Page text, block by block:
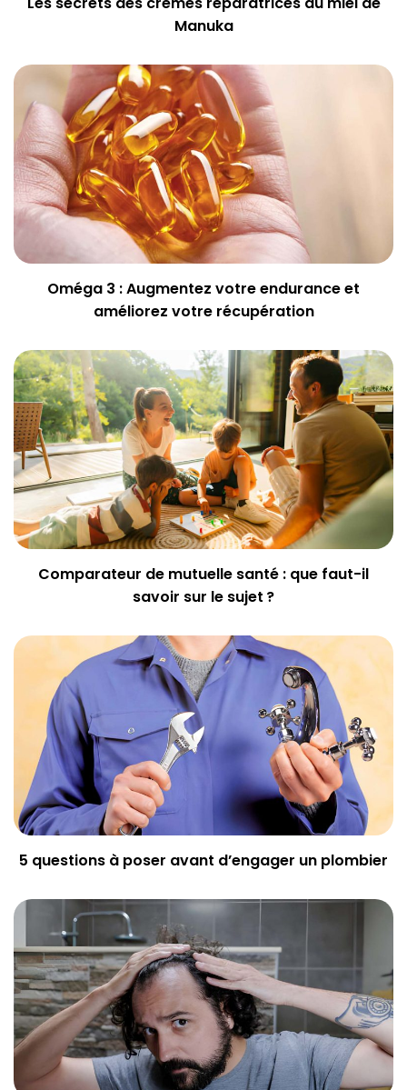
Manuka
Oméga 3 : Augmentez votre endurance et
améliorez votre récupération
Comparateur de mutuelle santé : que faut-il
savoir sur le sujet ?
5 questions à poser avant d’engager un plombier